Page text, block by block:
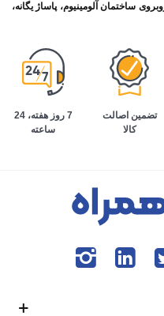
ساختمان آلومینیوم، پاساژ یگانه،
تضمین اصالت
کالا
7 روز هفته، 24
ساعته